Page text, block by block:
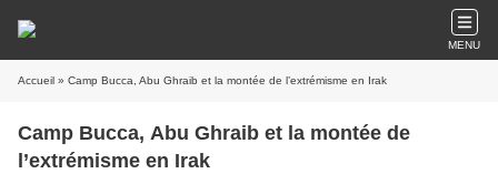
MENU
Accueil » Camp Bucca, Abu Ghraib et la montée de l’extrémisme en Irak
Camp Bucca, Abu Ghraib et la montée de
l’extrémisme en Irak